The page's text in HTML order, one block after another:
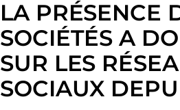
LA PRÉSENCE
SOCIÉTÉS A
SUR LES
SOCIAUX